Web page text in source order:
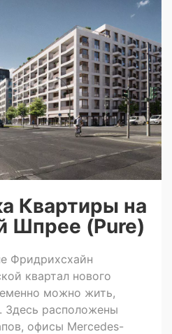
Квартиры на
Шпрее (Pure)
Фридрихсхайн
квартал нового
можно жить,
Здесь расположены
офисы Mercedes-